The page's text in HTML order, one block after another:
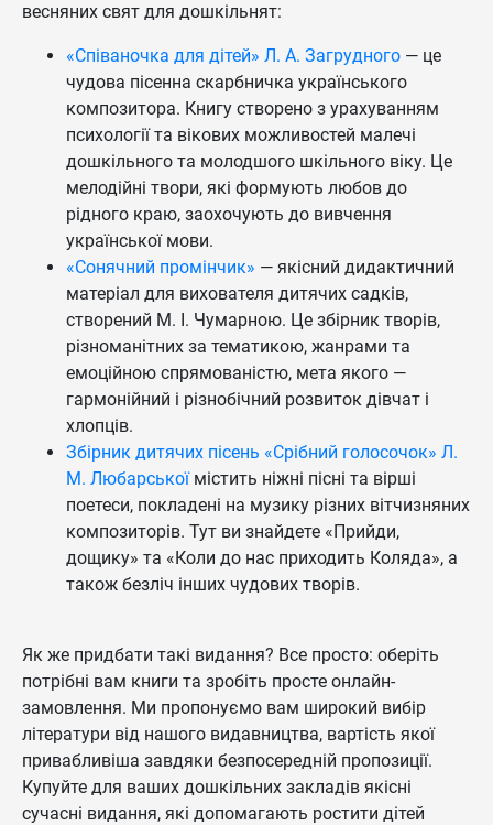
весняних свят для дошкільнят:
«Співаночка для дітей» Л. А. Загрудного — це
чудова пісенна скарбничка українського
композитора. Книгу створено з урахуванням
психології та вікових можливостей малечі
дошкільного та молодшого шкільного віку. Це
мелодійні твори, які формують любов до
рідного краю, заохочують до вивчення
української мови.
«Сонячний промінчик» — якісний дидактичний
матеріал для вихователя дитячих садків,
створений М. І. Чумарною. Це збірник творів,
різноманітних за тематикою, жанрами та
емоційною спрямованістю, мета якого —
гармонійний і різнобічний розвиток дівчат і
хлопців.
Збірник дитячих пісень «Срібний голосочок» Л.
М. Любарськоїмістить ніжні пісні та вірші
поетеси, покладені на музику різних вітчизняних
композиторів. Тут ви знайдете «Прийди,
дощику» та «Коли до нас приходить Коляда», а
також безліч інших чудових творів.
Як же придбати такі видання? Все просто: оберіть
потрібні вам книги та зробіть просте онлайн-
замовлення. Ми пропонуємо вам широкий вибір
літератури від нашого видавництва, вартість якої
привабливіша завдяки безпосередній пропозиції.
Купуйте для ваших дошкільних закладів якісні
сучасні видання, які допомагають ростити дітей